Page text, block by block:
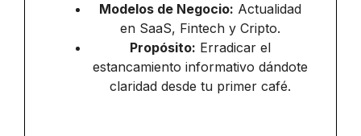
Modelos de Negocio: Actualidad
en SaaS, Fintech y Cripto.
Propósito: Erradicar el
estancamiento informativo dándote
claridad desde tu primer café.